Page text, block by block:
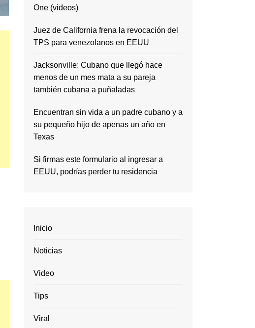
One (videos)
Juez de California frena la revocación del
TPS para venezolanos en EEUU
Jacksonville: Cubano que llegó hace
menos de un mes mata a su pareja
también cubana a puñaladas
Encuentran sin vida a un padre cubano y a
su pequeño hijo de apenas un año en
Texas
Si firmas este formulario al ingresar a
EEUU, podrías perder tu residencia
Inicio
Noticias
Video
Tips
Viral